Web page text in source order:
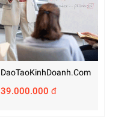
DaoTaoKinhDoanh.com
39.000.000 đ